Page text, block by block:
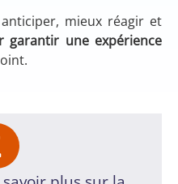
mieux réagir et
une expérience